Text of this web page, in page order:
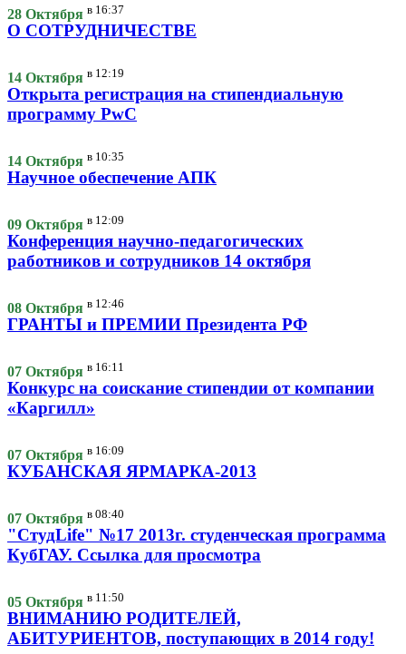
28 Октября в 16:37
О СОТРУДНИЧЕСТВЕ
14 Октября в 12:19
Открыта регистрация на стипендиальную
программу PwC
14 Октября в 10:35
Научное обеспечение АПК
09 Октября в 12:09
Конференция научно-педагогических
работников и сотрудников 14 октября
08 Октября в 12:46
ГРАНТЫ и ПРЕМИИ Президента РФ
07 Октября в 16:11
Конкурс на соискание стипендии от компании
«Каргилл»
07 Октября в 16:09
КУБАНСКАЯ ЯРМАРКА-2013
07 Октября в 08:40
"СтудLife" №17 2013г. студенческая программа
КубГАУ. Ссылка для просмотра
05 Октября в 11:50
ВНИМАНИЮ РОДИТЕЛЕЙ,
АБИТУРИЕНТОВ, поступающих в 2014 году!